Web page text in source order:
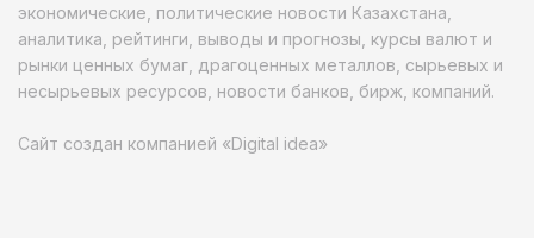
экономические, политические новости Казахстана,
аналитика, рейтинги, выводы и прогнозы, курсы валют и
рынки ценных бумаг, драгоценных металлов, сырьевых и
несырьевых ресурсов, новости банков, бирж, компаний.
Сайт создан компанией «Digital idea»